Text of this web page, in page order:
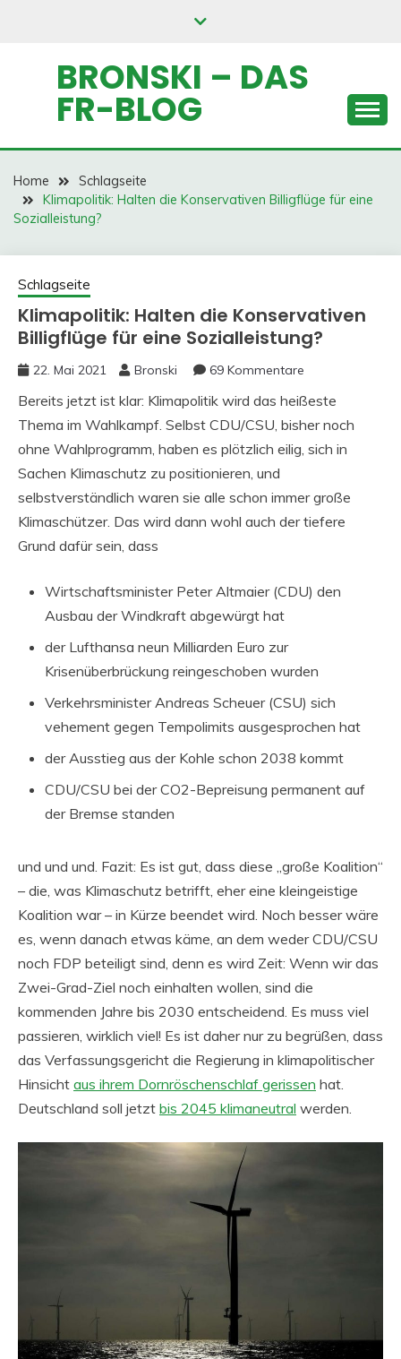
BRONSKI – DAS
FR-BLOG
Home
Schlagseite
Klimapolitik: Halten die Konservativen Billigflüge für eine
Sozialleistung?
Schlagseite
Klimapolitik: Halten die Konservativen
Billigflüge für eine Sozialleistung?
22. Mai 2021 Bronski 69 Kommentare
Bereits jetzt ist klar: Klimapolitik wird das heißeste
Thema im Wahlkampf. Selbst CDU/CSU, bisher noch
ohne Wahlprogramm, haben es plötzlich eilig, sich in
Sachen Klimaschutz zu positionieren, und
selbstverständlich waren sie alle schon immer große
Klimaschützer. Das wird dann wohl auch der tiefere
Grund dafür sein, dass
Wirtschaftsminister Peter Altmaier (CDU) den
Ausbau der Windkraft abgewürgt hat
der Lufthansa neun Milliarden Euro zur
Krisenüberbrückung reingeschoben wurden
Verkehrsminister Andreas Scheuer (CSU) sich
vehement gegen Tempolimits ausgesprochen hat
der Ausstieg aus der Kohle schon 2038 kommt
CDU/CSU bei der CO2-Bepreisung permanent auf
der Bremse standen
und und und. Fazit: Es ist gut, dass diese „große Koalition“
– die, was Klimaschutz betrifft, eher eine kleingeistige
Koalition war – in Kürze beendet wird. Noch besser wäre
es, wenn danach etwas käme, an dem weder CDU/CSU
noch FDP beteiligt sind, denn es wird Zeit: Wenn wir das
Zwei-Grad-Ziel noch einhalten wollen, sind die
kommenden Jahre bis 2030 entscheidend. Es muss viel
passieren, wirklich viel! Es ist daher nur zu begrüßen, dass
das Verfassungsgericht die Regierung in klimapolitischer
Hinsicht aus ihrem Dornröschenschlaf gerissen hat.
Deutschland soll jetzt bis 2045 klimaneutral werden.